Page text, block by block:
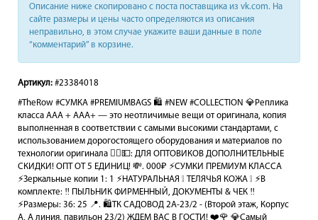
Описание ниже скопировано с поста поставщика из vk.com. На
сайте размеры и цены часто определяются из описания
неправильно, в этом случае укажите ваши данные в поле
“комментарий” в корзине.
Артикул: #23384018
#TheRow #СУМКА #PREMIUMBAGS 🛍️ #NEW #COLLECTION 💎Реплика
класса AAA + ААА+ — это неотличимые вещи от оригинала, копия
выполненная в соответствии с самыми высокими стандартами, с
использованием дорогостоящего оборудования и материалов по
технологии оригинала 🙋‍♂️💵: ДЛЯ ОПТОВИКОВ ДОПОЛНИТЕЛЬНЫЕ
СКИДКИ! ОПТ ОТ 5 ЕДИНИЦ! 💸. 000₽ ⚡️СУМКИ ПРЕМИУМ КЛАССА
⚡️Зеркальные копии 1: 1 ⚡️НАТУРАЛЬНАЯ ❕ ТЕЛЯЧЬЯ КОЖА ❕ ⚡️В
комплекте: ‼️ ПЫЛЬНИК ФИРМЕННЫЙ, ДОКУМЕНТЫ & ЧЕК ‼️
⚡️Размеры: 36: 25 📍. 🛍️ТК САДОВОД 2А-23/2 - (Второй этаж, Корпус
А, А линия, павильон 23/2) ЖДЕМ ВАС В ГОСТИ! ❤️🌹 💎Самый